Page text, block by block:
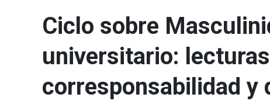
Ciclo sobre
universitario:
corresponsabilidad y